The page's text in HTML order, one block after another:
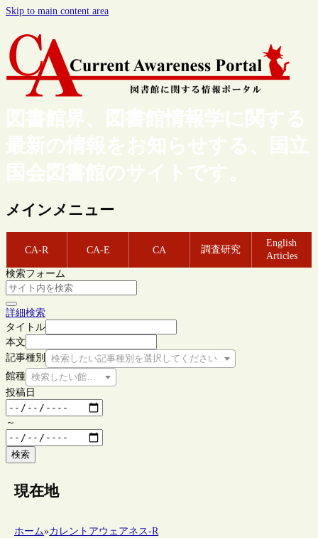
Skip to main content area
図書館界、図書館情報学に関する
最新の情報をお知らせする、国立
国会図書館のサイトです。
メインメニュー
CA-R CA-E CA 調査研究
English
Articles
検索フォーム
詳細検索
タイトル
本文
記事種別
検索したい記事種別を選択してください
館種 検索したい館種を選択してください
投稿日
～
検索
現在地
ホーム»カレントアウェアネス-R